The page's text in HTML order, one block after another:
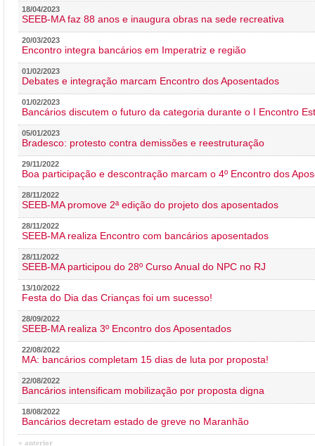
18/04/2023
SEEB-MA faz 88 anos e inaugura obras na sede recreativa
20/03/2023
Encontro integra bancários em Imperatriz e região
01/02/2023
Debates e integração marcam Encontro dos Aposentados
01/02/2023
Bancários discutem o futuro da categoria durante o I Encontro
05/01/2023
Bradesco: protesto contra demissões e reestruturação
29/11/2022
Boa participação e descontração marcam o 4º Encontro dos
28/11/2022
SEEB-MA promove 2ª edição do projeto dos aposentados
28/11/2022
SEEB-MA realiza Encontro com bancários aposentados
28/11/2022
SEEB-MA participou do 28º Curso Anual do NPC no RJ
13/10/2022
Festa do Dia das Crianças foi um sucesso!
28/09/2022
SEEB-MA realiza 3º Encontro dos Aposentados
22/08/2022
MA: bancários completam 15 dias de luta por proposta!
22/08/2022
Bancários intensificam mobilização por proposta digna
18/08/2022
Bancários decretam estado de greve no Maranhão
« anterior